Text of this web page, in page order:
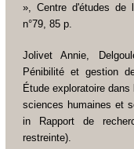
», Centre d'études de
n°79, 85 p.
Jolivet Annie,
Pénibilité et gestion
Étude exploratoire
sciences humaines et
in
Rapport de
restreinte).